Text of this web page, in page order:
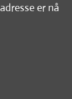
er nå